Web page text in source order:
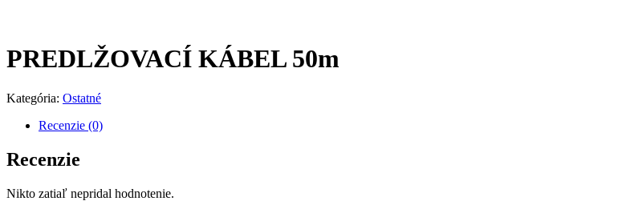
PREDLŽOVACÍ KÁBEL 50m
Kategória: Ostatné
Recenzie (0)
Recenzie
Nikto zatiaľ nepridal hodnotenie.